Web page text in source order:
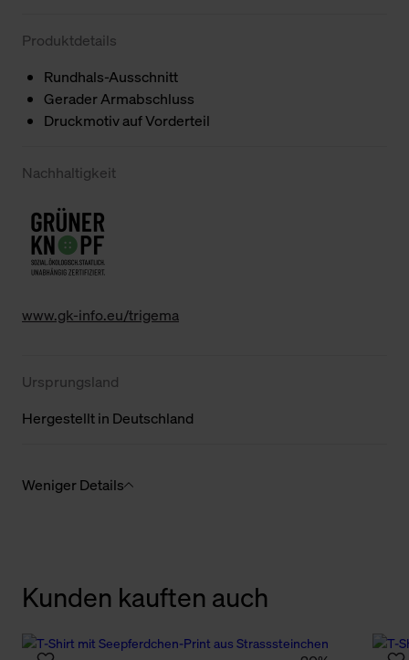
Produktdetails
Rundhals-Ausschnitt
Gerader Armabschluss
Druckmotiv auf Vorderteil
Nachhaltigkeit
www.gk-info.eu/trigema
Ursprungsland
Hergestellt in Deutschland
Weniger Details
Kunden kauften auch